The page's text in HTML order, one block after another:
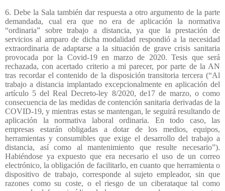
6. Debe la Sala también dar respuesta a otro argumento de la parte
demandada, cual era que no era de aplicación la normativa
“ordinaria” sobre trabajo a distancia, ya que la prestación de
servicios al amparo de dicha modalidad respondió a la necesidad
extraordinaria de adaptarse a la situación de grave crisis sanitaria
provocada por la Covid-19 en marzo de 2020. Tesis que será
rechazada, con acertado criterio a mi parecer, por parte de la AN
tras recordar el contenido de la disposición transitoria tercera (“Al
trabajo a distancia implantado excepcionalmente en aplicación del
artículo 5 del Real Decreto-ley 8/2020, de17 de marzo, o como
consecuencia de las medidas de contención sanitaria derivadas de la
COVID-19, y mientras estas se mantengan, le seguirá resultando de
aplicación la normativa laboral ordinaria. En todo caso, las
empresas estarán obligadas a dotar de los medios, equipos,
herramientas y consumibles que exige el desarrollo del trabajo a
distancia, así como al mantenimiento que resulte necesario”).
Habiéndose ya expuesto que era necesario el uso de un correo
electrónico, la obligación de facilitarlo, en cuanto que herramienta o
dispositivo de trabajo, corresponde al sujeto empleador, sin que
razones como su coste, o el riesgo de un ciberataque tal como